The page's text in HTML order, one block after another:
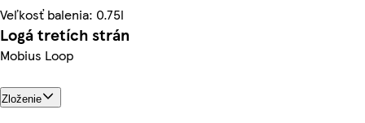
Veľkosť balenia: 0.75l
Logá tretích strán
Mobius Loop
Zloženie